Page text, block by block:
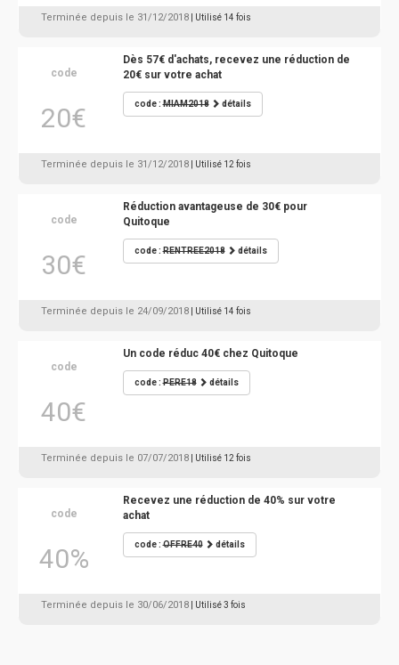
Terminée depuis le 31/12/2018 | Utilisé 14 fois
code
20€
Dès 57€ d'achats, recevez une réduction de
20€ sur votre achat
code :MIAM2018 détails
Terminée depuis le 31/12/2018 | Utilisé 12 fois
code
30€
Réduction avantageuse de 30€ pour
Quitoque
code :RENTREE2018 détails
Terminée depuis le 24/09/2018 | Utilisé 14 fois
code
40€
Un code réduc 40€ chez Quitoque
code :PERE18 détails
Terminée depuis le 07/07/2018 | Utilisé 12 fois
code
40%
Recevez une réduction de 40% sur votre
achat
code :OFFRE40 détails
Terminée depuis le 30/06/2018 | Utilisé 3 fois